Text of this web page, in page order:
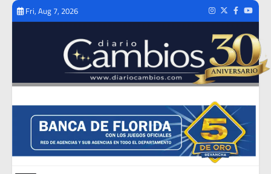
Skip
Fri, Aug 7, 2026 Instagram
TwitterFacebook